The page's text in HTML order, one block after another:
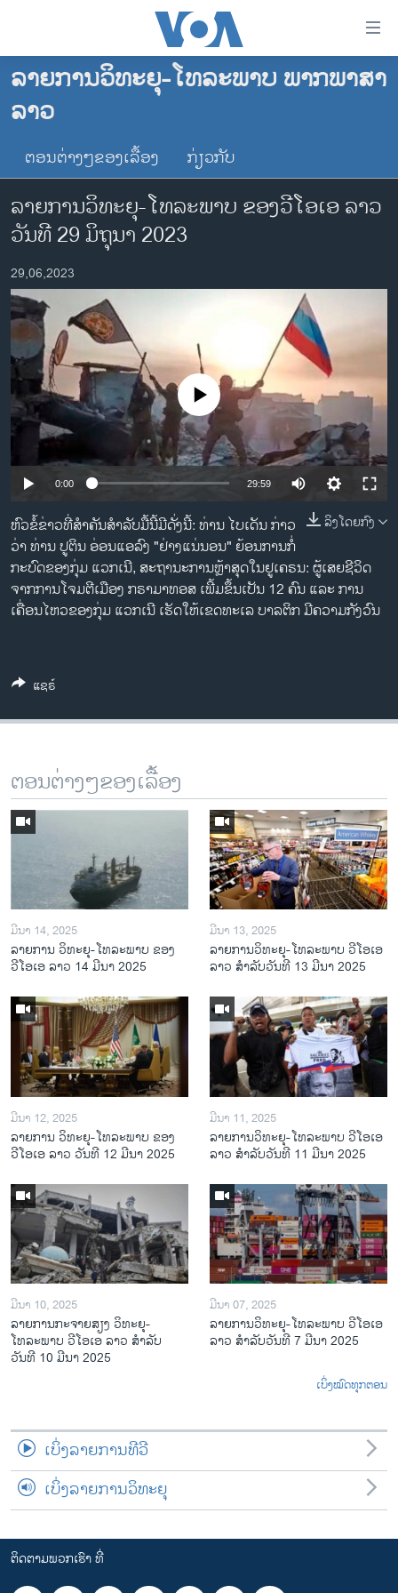
ເຂົ້າ
ຫາ
ຂ້າມ
ຫາ
ຊອກ
ໂຮມເພຈ
ລາວ
ອາເມຣິກາ
ການເລືອກຕັ້ງ ປະທານາທີບໍດີ ສະຫະລັດ 2024
ຂ່າວ​ຈີນ
ເອເຊຍ
ອິດສະຫຼະພາບດ້ານການຂ່າວ
ຊີວິດຊາວລາວ
ຊຸມຊົນຊາວລາວ
ວິທະຍາສາດ-ເທັກໂນໂລຈີ
ທຸລະກິດ
ພາສາອັງກິດ
ວີດີໂອ
ສຽງ
ລາຍການກະຈາຍສຽງ
ລາຍງານ
ຕິດຕາມພວກເຮົາ ທີ່
ພາສາຕ່າງໆ
ລາຍການວິທະຍຸ-ໂທລະພາບ ພາກພາສາ
ລາວ
ຕອນຕ່າງໆຂອງເລື້ອງ ກ່ຽວກັບ
ລາຍການວິທະຍຸ-ໂທລະພາບ ຂອງວີໂອເອ ລາວ
ວັນທີ 29 ມິຖຸນາ 2023
29,06,2023
No media source currently available
0:00 29:59
ລິງໂດຍກົງ
ຫົວຂໍ້ຂ່າວທີ່ສຳຄັນສຳລັບມື້ນີ້ມີດັ່ງນີ້: ທ່ານ ໄບເດັນ ກ່າວ
ວ່າ ທ່ານ ປູຕິນ ອ່ອນແອລົງ "ຢ່າງແນ່ນອນ" ຍ້ອນການກໍ່
ກະບົດຂອງກຸ່ມ ແວກເນີ, ສະຖານະການຫຼ້າສຸດໃນຢູເຄຣນ: ຜູ້ເສຍຊີວິດ
ຈາກການໂຈມຕີເມືອງ ກຣາມາທອສ ເພີ້ມຂຶ້ນເປັນ 12 ຄົນ ແລະ ການ
ເຄື່ອນໄຫວຂອງກຸ່ມ ແວກເນີ ເຮັດໃຫ້ເຂດທະເລ ບາລຕິກ ມີຄວາມກັງວົນ
ແຊຣ໌
ຕອນຕ່າງໆຂອງເລື້ອງ
ມີນາ 14, 2025
ລາຍການ ວິທະຍຸ-ໂທລະພາບ ຂອງ
ວີໂອເອ ລາວ 14 ມີນາ 2025
ມີນາ 13, 2025
ລາຍການວິ​ທະ​ຍຸ-ໂທ​ລະ​ພາບ ວີໂອເອ
ລາວ ສຳ​ລັບ​ວັນ​ທີ 13 ມີ​ນາ 2025
ມີນາ 12, 2025
ລາຍການ ວິທະຍຸ-ໂທລະພາບ ຂອງ
ວີໂອເອ ລາວ ວັນທີ 12 ມີນາ 2025
ມີນາ 11, 2025
ລາຍການວິ​ທະ​ຍຸ-ໂທ​ລະ​ພາບ ວີໂອເອ
ລາວ ສຳ​ລັບ​ວັນ​ທີ 11 ມີ​ນາ 2025
ມີນາ 10, 2025
ລາຍການກະຈາຍສຽງ ວິທະຍຸ-
ໂທລະພາບ ວີໂອເອ ລາວ ສຳລັບ
ວັນທີ 10 ມີນາ 2025
ມີນາ 07, 2025
ລາຍການ​ວິ​ທະ​ຍ​ຸ-ໂທ​ລະ​ພາບ ວີໂອເອ
ລາວ ສຳ​ລັບ​ວັນ​ທີ 7 ມີ​ນາ 2025
ເບິ່ງໝົດທຸກຕອນ
ເບິ່ງລາຍການທີວີ
ເບິ່ງລາຍການວິທະຍຸ
ຕິດຕາມພວກເຮົາ ທີ່